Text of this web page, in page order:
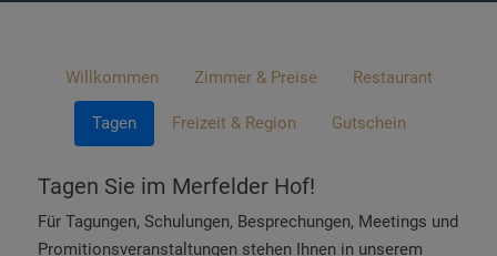
Willkommen Zimmer & Preise Restaurant
Tagen Freizeit & Region Gutschein
Tagen Sie im Merfelder Hof!
Für Tagungen, Schulungen, Besprechungen, Meetings und
Promitionsveranstaltungen stehen Ihnen in unserem